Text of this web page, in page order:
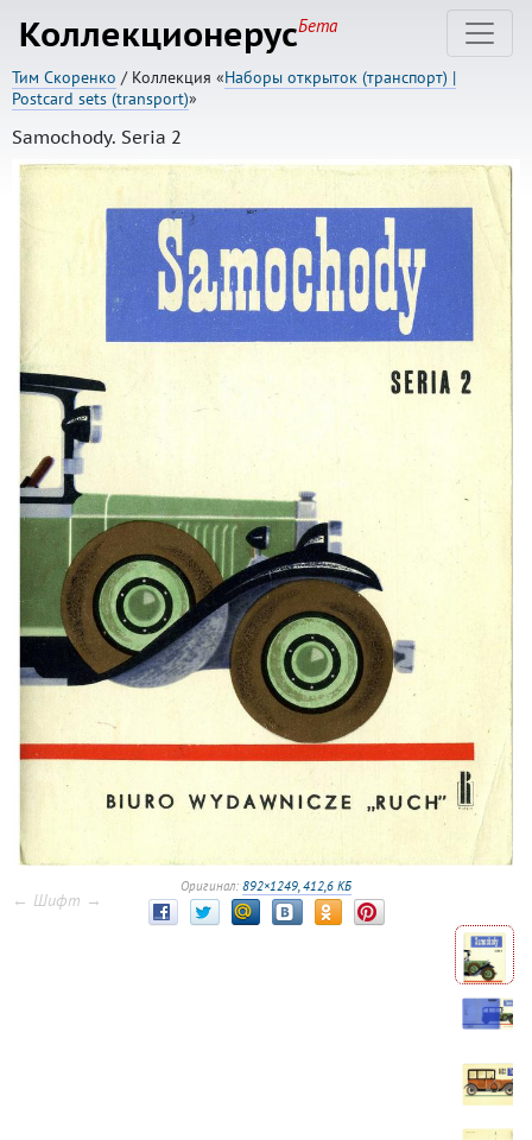
КоллекционерусБета
Тим Скоренко / Коллекция «Наборы открыток (транспорт) |
Postcard sets (transport)»
Samochody. Seria 2
Оригинал: 892×1249, 412,6 КБ
← Шифт →